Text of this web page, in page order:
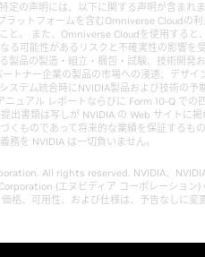
定の声明には、以下に関する声明が含ま
ラットフォームを含むOmniverse Cloudの
と。 また、Omniverse Cloudを使用する
る可能性があるリスクと不確実性の影響
製品の製造・組立・梱包・試験、技術開
ートナー企業の製品の市場への浸透、デザ
ステム統合時にNVIDIA製品および技術の
ニュアル レポートならびに Form 10-Q で
提出書類は写しが NVIDIA の Web サイトに
くものであって将来的な業績を保証する
務を NVIDIA は一切負いません。
All rights reserved. NVIDIA、
(エヌビディア コーポレーショ
格、可用性、および仕様は、予告なしに変